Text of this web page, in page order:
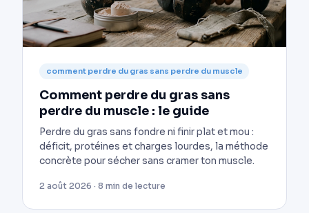
comment perdre du gras sans perdre du muscle
Comment perdre du gras sans
perdre du muscle : le guide
Perdre du gras sans fondre ni finir plat et mou :
déficit, protéines et charges lourdes, la méthode
concrète pour sécher sans cramer ton muscle.
2 août 2026 · 8 min de lecture